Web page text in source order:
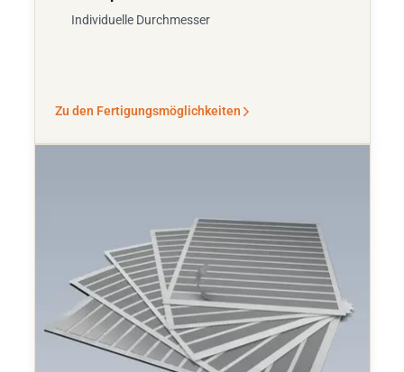
Individuelle Durchmesser
Zu den Fertigungsmöglichkeiten